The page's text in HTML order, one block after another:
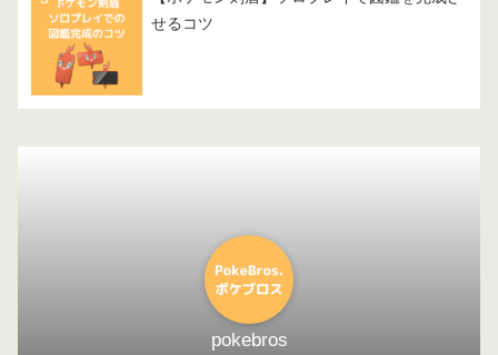
せるコツ
pokebros